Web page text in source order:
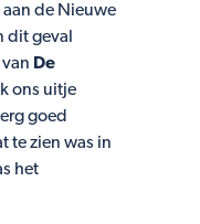
aan de Nieuwe
dit geval
De
ons uitje
goed
te zien was in
het